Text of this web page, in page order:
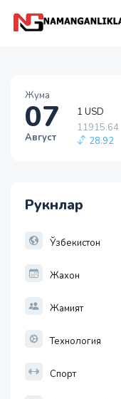
Жума
07
Август
1 USD
11915.64
28.92
1 RUB
Рукнлар
Ўзбекистон
Жахон
Жамият
Технология
Спорт